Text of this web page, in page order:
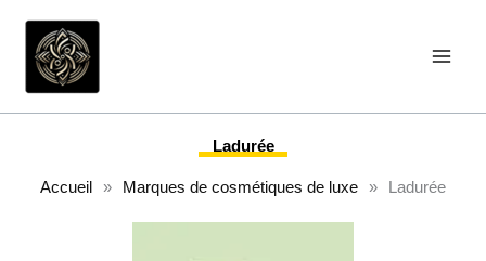
contenu
Ladurée
Accueil » Marques de cosmétiques de luxe » Ladurée